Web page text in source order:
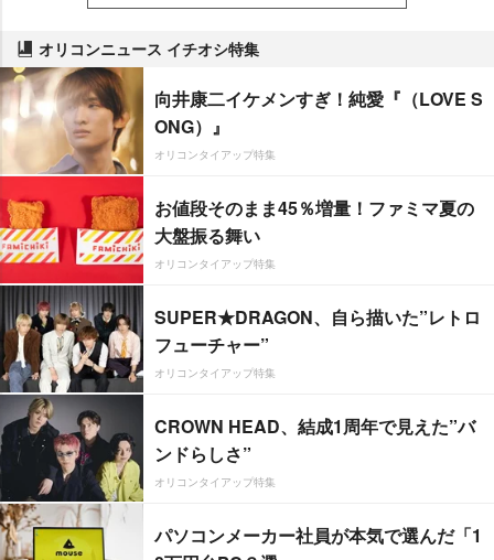
オリコンニュース イチオシ特集
向井康二イケメンすぎ！純愛『（LOVE S
ONG）』
オリコンタイアップ特集
お値段そのまま45％増量！ファミマ夏の
大盤振る舞い
オリコンタイアップ特集
SUPER★DRAGON、自ら描いた”レトロ
フューチャー”
オリコンタイアップ特集
CROWN HEAD、結成1周年で見えた”バ
ンドらしさ”
オリコンタイアップ特集
パソコンメーカー社員が本気で選んだ「1